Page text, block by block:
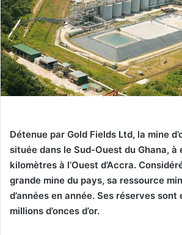
Détenue par Gold Fields Ltd, la mine
située dans le Sud-Ouest du Ghana,
kilomètres à l’Ouest d’Accra.
grande mine du pays, sa ressource
d’années en année. Ses réserves sont
millions d’onces d’or.